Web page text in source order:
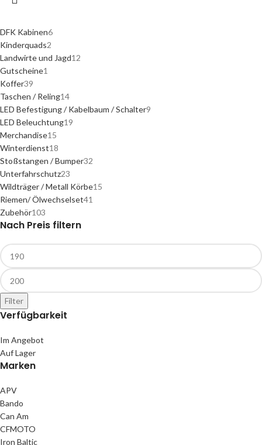
DFK Kabinen6
Kinderquads2
Landwirte und Jagd12
Gutscheine1
Koffer39
Taschen / Reling14
LED Befestigung / Kabelbaum / Schalter9
LED Beleuchtung19
Merchandise15
Winterdienst18
Stoßstangen / Bumper32
Unterfahrschutz23
Wildträger / Metall Körbe15
Riemen/ Ölwechselset41
Zubehör103
Nach Preis filtern
Filter
Verfügbarkeit
Im Angebot
Auf Lager
Marken
APV
Bando
Can Am
CFMOTO
Iron Baltic